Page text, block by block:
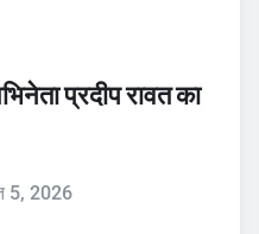
प्रदीप रावत का
5, 2026